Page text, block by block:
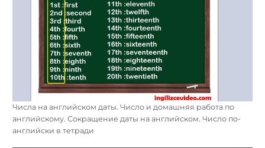
Числа на английском даты. Число и домашняя работа по
английскому. Сокращение даты на английском. Число по-
английски в тетради